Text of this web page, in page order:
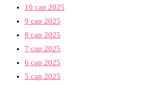
10 сар 2025
9 сар 2025
8 сар 2025
7 сар 2025
6 сар 2025
5 сар 2025